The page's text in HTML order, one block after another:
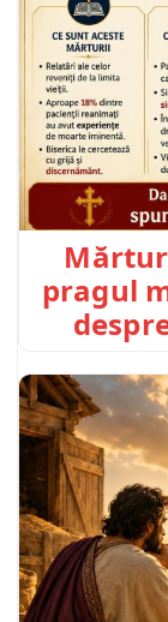
pragul